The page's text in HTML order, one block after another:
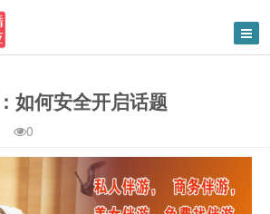
如何安全开启话题
0